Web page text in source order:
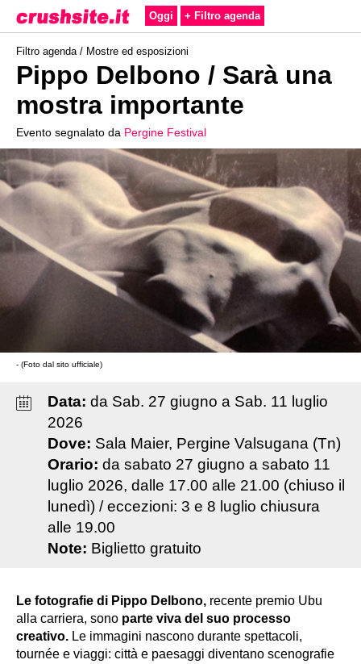
Oggi + Filtro agenda
Filtro agenda / Mostre ed esposizioni
Pippo Delbono / Sarà una
mostra importante
Evento segnalato da Pergine Festival
- (Foto dal sito ufficiale)
Data: da Sab. 27 giugno a Sab. 11 luglio
2026
Dove: Sala Maier, Pergine Valsugana (Tn)
Orario: da sabato 27 giugno a sabato 11
luglio 2026, dalle 17.00 alle 21.00 (chiuso il
lunedì) / eccezioni: 3 e 8 luglio chiusura
alle 19.00
Note: Biglietto gratuito
Le fotografie di Pippo Delbono, recente premio Ubu
alla carriera, sono parte viva del suo processo
creativo. Le immagini nascono durante spettacoli,
tournée e viaggi: città e paesaggi diventano scenografie